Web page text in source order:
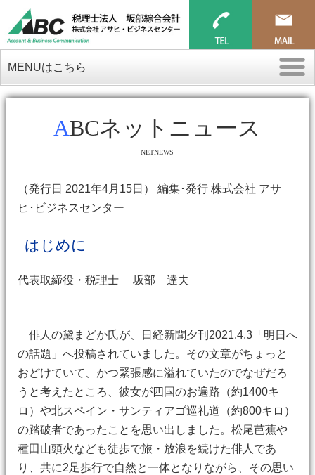
MENUはこちら
ABCネットニュース
NETNEWS
（発行日 2021年4月15日） 編集･発行 株式会社 アサ
ヒ･ビジネスセンター
はじめに
代表取締役・税理士 坂部 達夫
俳人の黛まどか氏が、日経新聞夕刊2021.4.3「明日へ
の話題」へ投稿されていました。その文章がちょっと
おどけていて、かつ緊張感に溢れていたのでなぜだろ
うと考えたところ、彼女が四国のお遍路（約1400キ
ロ）や北スペイン・サンティアゴ巡礼道（約800キロ）
の踏破者であったことを思い出しました。松尾芭蕉や
種田山頭火なども徒歩で旅・放浪を続けた俳人であ
り、共に2足歩行で自然と一体となりながら、その思い